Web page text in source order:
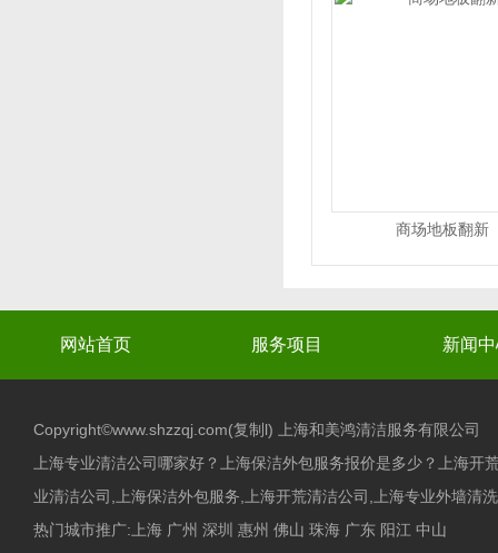
商场地板翻新
网站首页 服务项目 新闻
Copyright©www.shzzqj.com(复制l) 上海和美鸿清洁服务有限公司
上海专业清洁公司哪家好？上海保洁外包服务报价是多少？上海
业清洁公司,上海保洁外包服务,上海开荒清洁公司,上海专业外墙清
热门城市推广: 上海 广州 深圳 惠州 佛山 珠海 广东 阳江 中山